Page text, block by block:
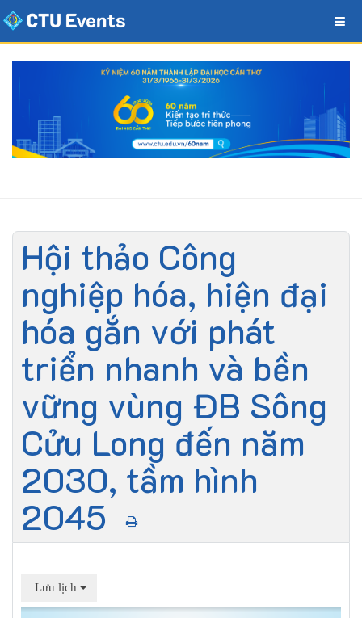
Hội thảo Công
nghiệp hóa, hiện đại
hóa gắn với phát
triển nhanh và bền
vững vùng ĐB Sông
Cửu Long đến năm
2030, tầm hình
2045
Lưu lịch